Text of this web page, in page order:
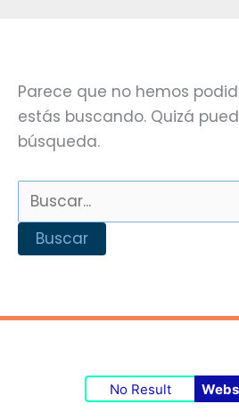
Parece que no hemos
estás buscando. Quizá
búsqueda.
No Result